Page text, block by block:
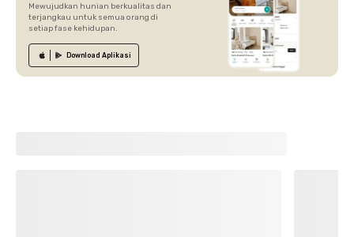
Mewujudkan hunian berkualitas dan
terjangkau untuk semua orang di
setiap fase kehidupan.
Download Aplikasi